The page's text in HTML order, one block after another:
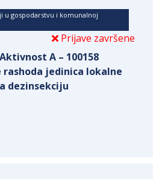
u gospodarstvu i komunalnoj
Prijave završene
A – 100158
rashoda jedinica lokalne
dezinsekciju